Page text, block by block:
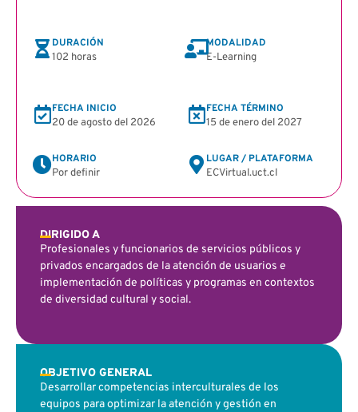
DURACIÓN
102 horas
MODALIDAD
E-Learning
FECHA INICIO
20 de agosto del 2026
FECHA TÉRMINO
15 de enero del 2027
HORARIO
Por definir
LUGAR / PLATAFORMA
ECVirtual.uct.cl
DIRIGIDO A
Profesionales y funcionarios de servicios públicos y
privados encargados de la atención de usuarios e
implementación de políticas y programas en contextos
de diversidad cultural y social.
OBJETIVO GENERAL
Desarrollar competencias interculturales de los
equipos para optimizar la atención y gestión en